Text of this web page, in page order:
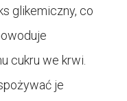
glikemiczny, co
cukru we krwi.
je